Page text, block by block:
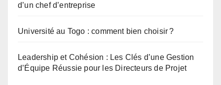
d’un chef d’entreprise
Université au Togo : comment bien choisir ?
Leadership et Cohésion : Les Clés d’une Gestion
d’Équipe Réussie pour les Directeurs de Projet